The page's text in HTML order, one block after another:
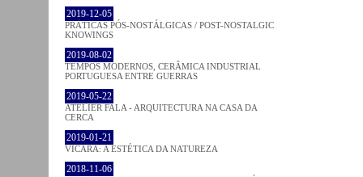
2019-12-05
PRÁTICAS PÓS-NOSTÁLGICAS / POST-NOSTALGIC
KNOWINGS
2019-08-02
TEMPOS MODERNOS, CERÂMICA INDUSTRIAL
PORTUGUESA ENTRE GUERRAS
2019-05-22
ATELIER FALA - ARQUITECTURA NA CASA DA
CERCA
2019-01-21
VICARA: A ESTÉTICA DA NATUREZA
2018-11-06